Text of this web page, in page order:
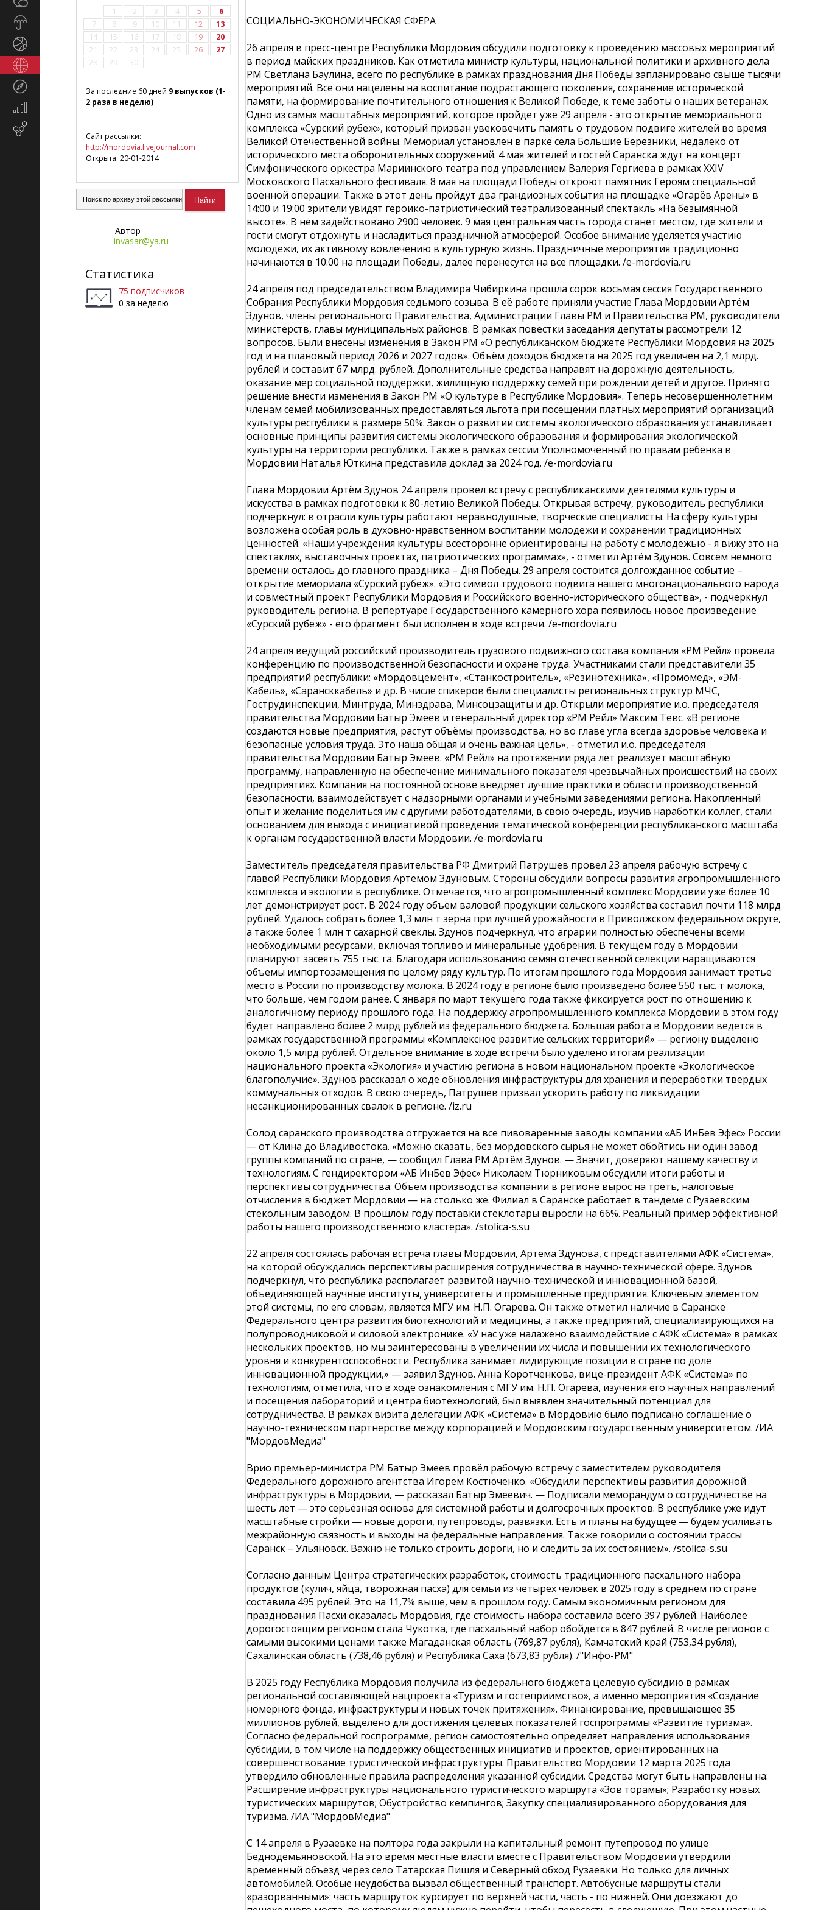
Экономика
маркетинг
1 2 3 4 5
6
7
8 9 10 11 12
13
14
15 16 17 18 19
20
21
22 23 24 25 26
27
28
29 30
За последние 60 дней 9 выпусков (1-
2 раза в неделю)
Сайт рассылки:
http://mordovia.livejournal.com
Открыта: 20-01-2014
Автор
invasar@ya.ru
Статистика
75 подписчиков
0 за неделю
СОЦИАЛЬНО-ЭКОНОМИЧЕСКАЯ СФЕРА
26 апреля в пресс-центре Республики Мордовия обсудили подготовку к проведению массовых мероприятий
в период майских праздников. Как отметила министр культуры, национальной политики и архивного дела
РМ Светлана Баулина, всего по республике в рамках празднования Дня Победы запланировано свыше тысячи
мероприятий. Все они нацелены на воспитание подрастающего поколения, сохранение исторической
памяти, на формирование почтительного отношения к Великой Победе, к теме заботы о наших ветеранах.
Одно из самых масштабных мероприятий, которое пройдёт уже 29 апреля - это открытие мемориального
комплекса «Сурский рубеж», который призван увековечить память о трудовом подвиге жителей во время
Великой Отечественной войны. Мемориал установлен в парке села Большие Березники, недалеко от
исторического места оборонительных сооружений. 4 мая жителей и гостей Саранска ждут на концерт
Симфонического оркестра Мариинского театра под управлением Валерия Гергиева в рамках XХIV
Московского Пасхального фестиваля. 8 мая на площади Победы откроют памятник Героям специальной
военной операции. Также в этот день пройдут два грандиозных события на площадке «Огарёв Арены» в
14:00 и 19:00 зрители увидят героико-патриотический театрализованный спектакль «На безымянной
высоте». В нём задействовано 2900 человек. 9 мая центральная часть города станет местом, где жители и
гости смогут отдохнуть и насладиться праздничной атмосферой. Особое внимание уделяется участию
молодёжи, их активному вовлечению в культурную жизнь. Праздничные мероприятия традиционно
начинаются в 10:00 на площади Победы, далее перенесутся на все площадки. /e-mordovia.ru
24 апреля под председательством Владимира Чибиркина прошла сорок восьмая сессия Государственного
Собрания Республики Мордовия седьмого созыва. В её работе приняли участие Глава Мордовии Артём
Здунов, члены регионального Правительства, Администрации Главы РМ и Правительства РМ, руководители
министерств, главы муниципальных районов. В рамках повестки заседания депутаты рассмотрели 12
вопросов. Были внесены изменения в Закон РМ «О республиканском бюджете Республики Мордовия на 2025
год и на плановый период 2026 и 2027 годов». Объём доходов бюджета на 2025 год увеличен на 2,1 млрд.
рублей и составит 67 млрд. рублей. Дополнительные средства направят на дорожную деятельность,
оказание мер социальной поддержки, жилищную поддержку семей при рождении детей и другое. Принято
решение внести изменения в Закон РМ «О культуре в Республике Мордовия». Теперь несовершеннолетним
членам семей мобилизованных предоставляться льгота при посещении платных мероприятий организаций
культуры республики в размере 50%. Закон о развитии системы экологического образования устанавливает
основные принципы развития системы экологического образования и формирования экологической
культуры на территории республики. Также в рамках сессии Уполномоченный по правам ребёнка в
Мордовии Наталья Юткина представила доклад за 2024 год. /e-mordovia.ru
Глава Мордовии Артём Здунов 24 апреля провел встречу с республиканскими деятелями культуры и
искусства в рамках подготовки к 80-летию Великой Победы. Открывая встречу, руководитель республики
подчеркнул: в отрасли культуры работают неравнодушные, творческие специалисты. На сферу культуры
возложена особая роль в духовно-нравственном воспитании молодежи и сохранении традиционных
ценностей. «Наши учреждения культуры всесторонне ориентированы на работу с молодежью - я вижу это на
спектаклях, выставочных проектах, патриотических программах», - отметил Артём Здунов. Совсем немного
времени осталось до главного праздника – Дня Победы. 29 апреля состоится долгожданное событие –
открытие мемориала «Сурский рубеж». «Это символ трудового подвига нашего многонационального народа
и совместный проект Республики Мордовия и Российского военно-исторического общества», - подчеркнул
руководитель региона. В репертуаре Государственного камерного хора появилось новое произведение
«Сурский рубеж» - его фрагмент был исполнен в ходе встречи. /e-mordovia.ru
24 апреля ведущий российский производитель грузового подвижного состава компания «РМ Рейл» провела
конференцию по производственной безопасности и охране труда. Участниками стали представители 35
предприятий республики: «Мордовцемент», «Станкостроитель», «Резинотехника», «Промомед», «ЭМ-
Кабель», «Сарансккабель» и др. В числе спикеров были специалисты региональных структур МЧС,
Гострудинспекции, Минтруда, Минздрава, Минсоцзащиты и др. Открыли мероприятие и.о. председателя
правительства Мордовии Батыр Эмеев и генеральный директор «РМ Рейл» Максим Тевс. «В регионе
создаются новые предприятия, растут объёмы производства, но во главе угла всегда здоровье человека и
безопасные условия труда. Это наша общая и очень важная цель», - отметил и.о. председателя
правительства Мордовии Батыр Эмеев. «РМ Рейл» на протяжении ряда лет реализует масштабную
программу, направленную на обеспечение минимального показателя чрезвычайных происшествий на своих
предприятиях. Компания на постоянной основе внедряет лучшие практики в области производственной
безопасности, взаимодействует с надзорными органами и учебными заведениями региона. Накопленный
опыт и желание поделиться им с другими работодателями, в свою очередь, изучив наработки коллег, стали
основанием для выхода с инициативой проведения тематической конференции республиканского масштаба
к органам государственной власти Мордовии. /e-mordovia.ru
Заместитель председателя правительства РФ Дмитрий Патрушев провел 23 апреля рабочую встречу с
главой Республики Мордовия Артемом Здуновым. Стороны обсудили вопросы развития агропромышленного
комплекса и экологии в республике. Отмечается, что агропромышленный комплекс Мордовии уже более 10
лет демонстрирует рост. В 2024 году объем валовой продукции сельского хозяйства составил почти 118 млрд
рублей. Удалось собрать более 1,3 млн т зерна при лучшей урожайности в Приволжском федеральном округе,
а также более 1 млн т сахарной свеклы. Здунов подчеркнул, что аграрии полностью обеспечены всеми
необходимыми ресурсами, включая топливо и минеральные удобрения. В текущем году в Мордовии
планируют засеять 755 тыс. га. Благодаря использованию семян отечественной селекции наращиваются
объемы импортозамещения по целому ряду культур. По итогам прошлого года Мордовия занимает третье
место в России по производству молока. В 2024 году в регионе было произведено более 550 тыс. т молока,
что больше, чем годом ранее. С января по март текущего года также фиксируется рост по отношению к
аналогичному периоду прошлого года. На поддержку агропромышленного комплекса Мордовии в этом году
будет направлено более 2 млрд рублей из федерального бюджета. Большая работа в Мордовии ведется в
рамках государственной программы «Комплексное развитие сельских территорий» — региону выделено
около 1,5 млрд рублей. Отдельное внимание в ходе встречи было уделено итогам реализации
национального проекта «Экология» и участию региона в новом национальном проекте «Экологическое
благополучие». Здунов рассказал о ходе обновления инфраструктуры для хранения и переработки твердых
коммунальных отходов. В свою очередь, Патрушев призвал ускорить работу по ликвидации
несанкционированных свалок в регионе. /iz.ru
Солод саранского производства отгружается на все пивоваренные заводы компании «АБ ИнБев Эфес» России
— от Клина до Владивостока. «Можно сказать, без мордовского сырья не может обойтись ни один завод
группы компаний по стране, — сообщил Глава РМ Артём Здунов. — Значит, доверяют нашему качеству и
технологиям. С гендиректором «АБ ИнБев Эфес» Николаем Тюрниковым обсудили итоги работы и
перспективы сотрудничества. Объем производства компании в регионе вырос на треть, налоговые
отчисления в бюджет Мордовии — на столько же. Филиал в Саранске работает в тандеме с Рузаевским
стекольным заводом. В прошлом году поставки стеклотары выросли на 66%. Реальный пример эффективной
работы нашего производственного кластера». /stolica-s.su
22 апреля состоялась рабочая встреча главы Мордовии, Артема Здунова, с представителями АФК «Система»,
на которой обсуждались перспективы расширения сотрудничества в научно-технической сфере. Здунов
подчеркнул, что республика располагает развитой научно-технической и инновационной базой,
объединяющей научные институты, университеты и промышленные предприятия. Ключевым элементом
этой системы, по его словам, является МГУ им. Н.П. Огарева. Он также отметил наличие в Саранске
Федерального центра развития биотехнологий и медицины, а также предприятий, специализирующихся на
полупроводниковой и силовой электронике. «У нас уже налажено взаимодействие с АФК «Система» в рамках
нескольких проектов, но мы заинтересованы в увеличении их числа и повышении их технологического
уровня и конкурентоспособности. Республика занимает лидирующие позиции в стране по доле
инновационной продукции,» — заявил Здунов. Анна Коротченкова, вице-президент АФК «Система» по
технологиям, отметила, что в ходе ознакомления с МГУ им. Н.П. Огарева, изучения его научных направлений
и посещения лабораторий и центра биотехнологий, был выявлен значительный потенциал для
сотрудничества. В рамках визита делегации АФК «Система» в Мордовию было подписано соглашение о
научно-техническом партнерстве между корпорацией и Мордовским государственным университетом. /ИА
"МордовМедиа"
Врио премьер-министра РМ Батыр Эмеев провёл рабочую встречу с заместителем руководителя
Федерального дорожного агентства Игорем Костюченко. «Обсудили перспективы развития дорожной
инфраструктуры в Мордовии, — рассказал Батыр Эмеевич. — Подписали меморандум о сотрудничестве на
шесть лет — это серьёзная основа для системной работы и долгосрочных проектов. В республике уже идут
масштабные стройки — новые дороги, путепроводы, развязки. Есть и планы на будущее — будем усиливать
межрайонную связность и выходы на федеральные направления. Также говорили о состоянии трассы
Саранск – Ульяновск. Важно не только строить дороги, но и следить за их состоянием». /stolica-s.su
Согласно данным Центра стратегических разработок, стоимость традиционного пасхального набора
продуктов (кулич, яйца, творожная пасха) для семьи из четырех человек в 2025 году в среднем по стране
составила 495 рублей. Это на 11,7% выше, чем в прошлом году. Самым экономичным регионом для
празднования Пасхи оказалась Мордовия, где стоимость набора составила всего 397 рублей. Наиболее
дорогостоящим регионом стала Чукотка, где пасхальный набор обойдется в 847 рублей. В числе регионов с
самыми высокими ценами также Магаданская область (769,87 рубля), Камчатский край (753,34 рубля),
Сахалинская область (738,46 рубля) и Республика Саха (673,83 рубля). /"Инфо-РМ"
В 2025 году Республика Мордовия получила из федерального бюджета целевую субсидию в рамках
региональной составляющей нацпроекта «Туризм и гостеприимство», а именно мероприятия «Создание
номерного фонда, инфраструктуры и новых точек притяжения». Финансирование, превышающее 35
миллионов рублей, выделено для достижения целевых показателей госпрограммы «Развитие туризма».
Согласно федеральной госпрограмме, регион самостоятельно определяет направления использования
субсидии, в том числе на поддержку общественных инициатив и проектов, ориентированных на
совершенствование туристической инфраструктуры. Правительство Мордовии 12 марта 2025 года
утвердило обновленные правила распределения указанной субсидии. Средства могут быть направлены на:
Расширение инфраструктуры национального туристического маршрута «Зов торамы»; Разработку новых
туристических маршрутов; Обустройство кемпингов; Закупку специализированного оборудования для
туризма. /ИА "МордовМедиа"
С 14 апреля в Рузаевке на полтора года закрыли на капитальный ремонт путепровод по улице
Беднодемьяновской. На это время местные власти вместе с Правительством Мордовии утвердили
временный объезд через село Татарская Пишля и Северный обход Рузаевки. Но только для личных
автомобилей. Особые неудобства вызвал общественный транспорт. Автобусные маршруты стали
«разорванными»: часть маршруток курсирует по верхней части, часть - по нижней. Они доезжают до